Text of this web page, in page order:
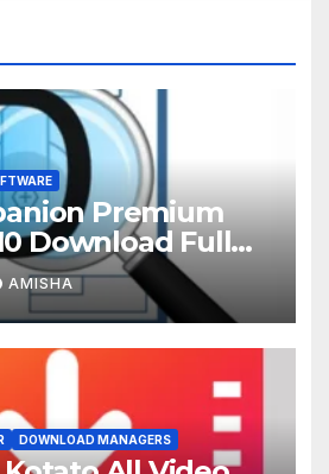
Premium
Download Full
AMISHA
DOWNLOAD MANAGERS